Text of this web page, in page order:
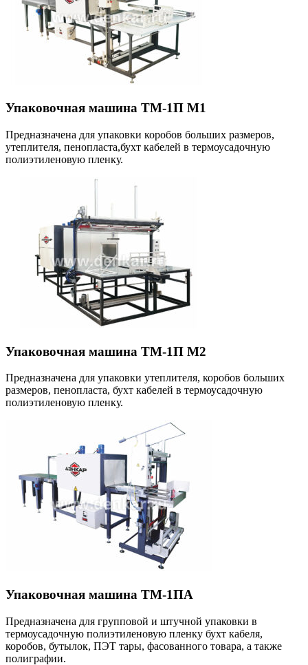
Упаковочная машина ТМ-1П М1
Предназначена для упаковки коробов больших размеров,
утеплителя, пенопласта,бухт кабелей в термоусадочную
полиэтиленовую пленку.
Упаковочная машина ТМ-1П М2
Предназначена для упаковки утеплителя, коробов больших
размеров, пенопласта, бухт кабелей в термоусадочную
полиэтиленовую пленку.
Упаковочная машина ТМ-1ПА
Предназначена для групповой и штучной упаковки в
термоусадочную полиэтиленовую пленку бухт кабеля,
коробов, бутылок, ПЭТ тары, фасованного товара, а также
полиграфии.